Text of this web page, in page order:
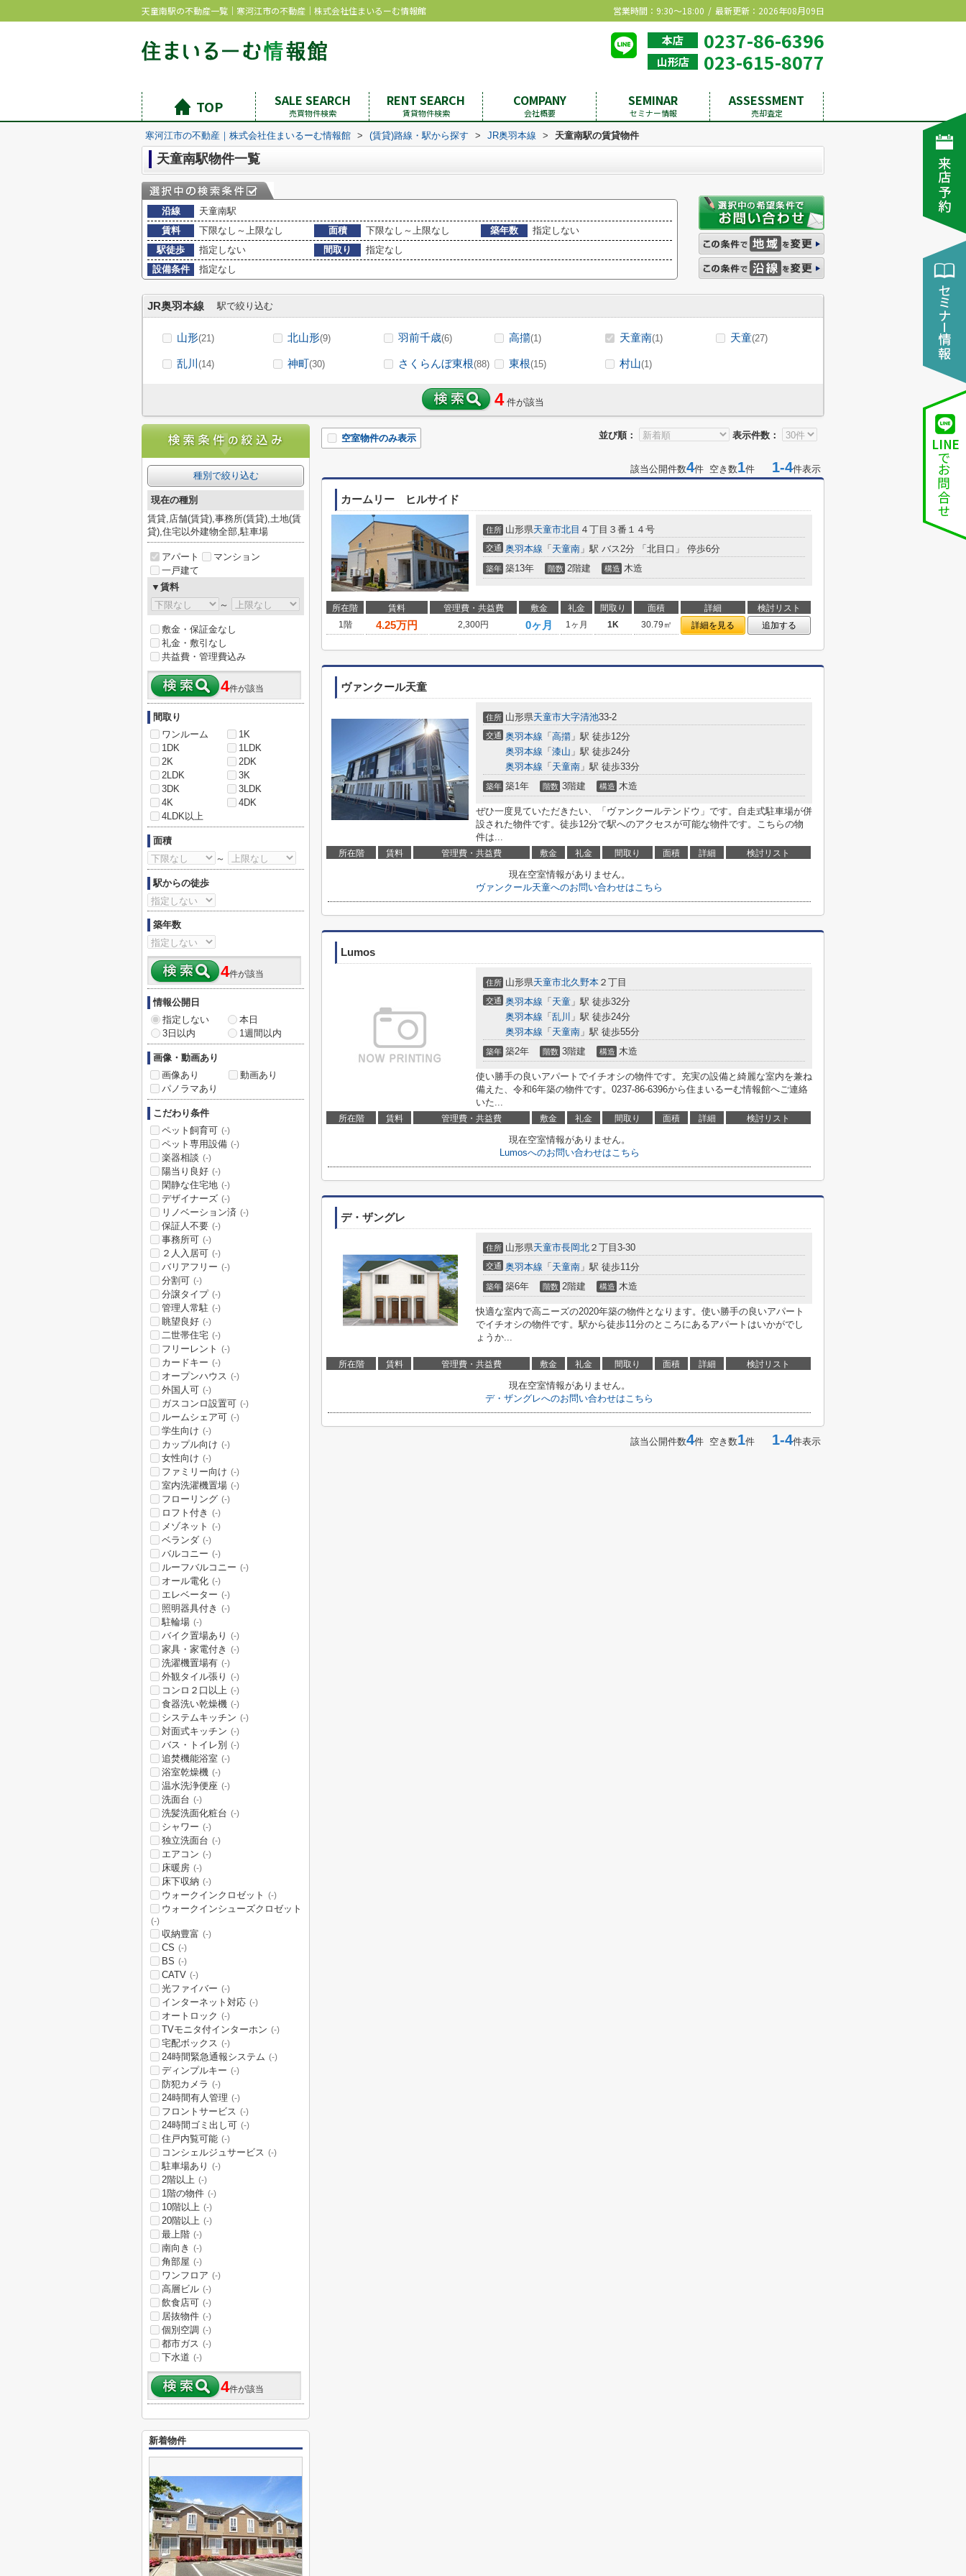
天童南駅の不動産一覧｜寒河江市の不動産｜株式会社住まいるーむ情報館 営業時間：9:30～18:00 最新更新：2026年08月09日
本店 0237-86-6396
山形店 023-615-8077
TOP SALE SEARCH
売買物件検索
RENT SEARCH
賃貸物件検索
COMPANY
会社概要
SEMINAR
セミナー情報
ASSESSMENT
売却査定
寒河江市の不動産｜株式会社住まいるーむ情報館 > (賃貸)路線・駅から探す > JR奥羽本線 > 天童南駅の賃貸物件
天童南駅物件一覧
沿線
天童南駅
賃料
下限なし～上限なし 面積 下限なし～上限なし 築年数
指定しない
駅徒歩
指定しない 間取り
指定なし
設備条件
指定なし
JR奥羽本線 駅で絞り込む
山形(21) 北山形(9) 羽前千歳(6) 高擶(1) 天童南(1) 天童(27)
乱川 (14) 神町(30) さくらんぼ東根(88) 東根(15) 村山(1)
4 件が該当
並び順： 表示件数：
空室物件のみ表示
該当公開件数4件 空き数1件 1-4件表示
カームリー ヒルサイド
住所 山形県天童市北目 ４丁目３番１４号
交通 奥羽本線 「 天童南 」駅 バス2分 「北目口」 停歩6分
築年 築13年 階数 2階建 構造 木造
所在階 賃料 管理費・共益費 敷金 礼金 間取り 面積 詳細
検討リスト
1階
4.25万円 2,300円 0ヶ月 1ヶ月 1K 30.79㎡ 詳細を見る 追加する
ヴァンクール天童
住所 山形県天童市大字清池33-2
交通 奥羽本線 「 高擶 」駅 徒歩12分
奥羽本線 「 漆山 」駅 徒歩24分
奥羽本線 「 天童南 」駅 徒歩33分
築年 築1年 階数 3階建 構造 木造
ぜひ一度見ていただきたい、「ヴァンクールテンドウ」です。自走式駐車場が併
設された物件です。徒歩12分で駅へのアクセスが可能な物件です。こちらの物
件は...
所在階 賃料 管理費・共益費 敷金 礼金 間取り 面積 詳細 検討リスト
現在空室情報がありません。
ヴァンクール天童へのお問い合わせはこちら
Lumos
住所 山形県天童市北久野本 ２丁目
交通 奥羽本線 「 天童 」駅 徒歩32分
奥羽本線 「 乱川 」駅 徒歩24分
奥羽本線 「 天童南 」駅 徒歩55分
築年 築2年 階数 3階建 構造 木造
使い勝手の良いアパートでイチオシの物件です。充実の設備と綺麗な室内を兼ね
備えた、令和6年築の物件です。0237-86-6396から住まいるーむ情報館へご連絡
いた...
所在階 賃料 管理費・共益費 敷金 礼金 間取り 面積 詳細 検討リスト
現在空室情報がありません。
Lumosへのお問い合わせはこちら
デ・ザングレ
住所 山形県天童市長岡北 ２丁目3-30
交通 奥羽本線 「 天童南 」駅 徒歩11分
築年 築6年 階数 2階建 構造 木造
快適な室内で高ニーズの2020年築の物件となります。使い勝手の良いアパート
でイチオシの物件です。駅から徒歩11分のところにあるアパートはいかがでし
ょうか...
所在階 賃料 管理費・共益費 敷金 礼金 間取り 面積 詳細 検討リスト
現在空室情報がありません。
デ・ザングレへのお問い合わせはこちら
該当公開件数4件 空き数1件 1-4件表示
種別で絞り込む
現在の種別
賃貸,店舗(賃貸),事務所(賃貸),土地(賃
貸),住宅以外建物全部,駐車場
アパート
マンション
一戸建て
▼賃料
～
敷金・保証金なし
礼金・敷引なし
共益費・管理費込み
4件が該当
間取り
ワンルーム
1K
1DK
1LDK
2K
2DK
2LDK
3K
3DK
3LDK
4K
4DK
4LDK以上
面積
～
駅からの徒歩
築年数
4件が該当
情報公開日
指定しない
本日
3日以内
1週間以内
画像・動画あり
画像あり
動画あり
パノラマあり
こだわり条件
ペット飼育可 (-)
ペット専用設備 (-)
楽器相談 (-)
陽当り良好 (-)
閑静な住宅地 (-)
デザイナーズ (-)
リノベーション済 (-)
保証人不要 (-)
事務所可 (-)
２人入居可 (-)
バリアフリー (-)
分割可 (-)
分譲タイプ (-)
管理人常駐 (-)
眺望良好 (-)
二世帯住宅 (-)
フリーレント (-)
カードキー (-)
オープンハウス (-)
外国人可 (-)
ガスコンロ設置可 (-)
ルームシェア可 (-)
学生向け (-)
カップル向け (-)
女性向け (-)
ファミリー向け (-)
室内洗濯機置場 (-)
フローリング (-)
ロフト付き (-)
メゾネット (-)
ベランダ (-)
バルコニー (-)
ルーフバルコニー (-)
オール電化 (-)
エレベーター (-)
照明器具付き (-)
駐輪場 (-)
バイク置場あり (-)
家具・家電付き (-)
洗濯機置場有 (-)
外観タイル張り (-)
コンロ２口以上 (-)
食器洗い乾燥機 (-)
システムキッチン (-)
対面式キッチン (-)
バス・トイレ別 (-)
追焚機能浴室 (-)
浴室乾燥機 (-)
温水洗浄便座 (-)
洗面台 (-)
洗髪洗面化粧台 (-)
シャワー (-)
独立洗面台 (-)
エアコン (-)
床暖房 (-)
床下収納 (-)
ウォークインクロゼット (-)
ウォークインシューズクロゼット
(-)
収納豊富 (-)
CS (-)
BS (-)
CATV (-)
光ファイバー (-)
インターネット対応 (-)
オートロック (-)
TVモニタ付インターホン (-)
宅配ボックス (-)
24時間緊急通報システム (-)
ディンプルキー (-)
防犯カメラ (-)
24時間有人管理 (-)
フロントサービス (-)
24時間ゴミ出し可 (-)
住戸内覧可能 (-)
コンシェルジュサービス (-)
駐車場あり (-)
2階以上 (-)
1階の物件 (-)
10階以上 (-)
20階以上 (-)
最上階 (-)
南向き (-)
角部屋 (-)
ワンフロア (-)
高層ビル (-)
飲食店可 (-)
居抜物件 (-)
個別空調 (-)
都市ガス (-)
下水道 (-)
4件が該当
新着物件